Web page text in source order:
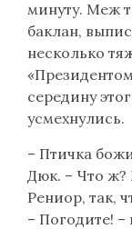
минуту. Меж
баклан,
несколько
середину
усмехнулись.
– Птичка
Дюк. – Что ж?
Рениор, так,
– Погодите! –